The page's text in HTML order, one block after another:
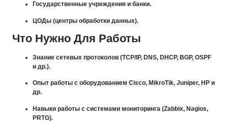
Государственные учреждения и банки.
ЦОДы (центры обработки данных).
Что Нужно Для Работы
Знание сетевых протоколов (TCP/IP, DNS, DHCP, BGP, OSPF
и др.).
Опыт работы с оборудованием Cisco, MikroTik, Juniper, HP и
др.
Навыки работы с системами мониторинга (Zabbix, Nagios,
PRTG).